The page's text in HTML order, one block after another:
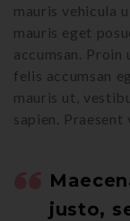
mauris vehicula
mauris eget
accumsan.
felis accumsan
mauris ut,
sapien. Praesent
justo,